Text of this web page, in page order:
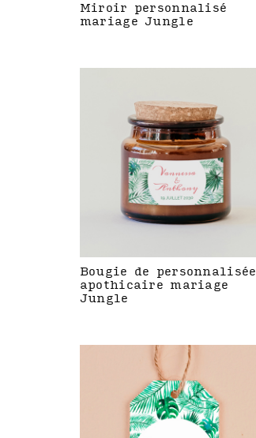
Miroir personnalisé
mariage Jungle
Bougie de personnalisée
apothicaire mariage
Jungle